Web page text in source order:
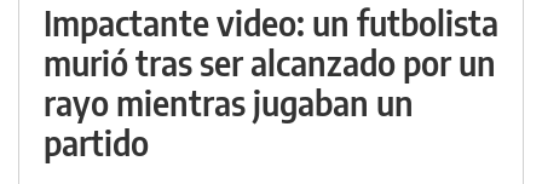
Impactante video: un futbolista
murió tras ser alcanzado por un
rayo mientras jugaban un
partido